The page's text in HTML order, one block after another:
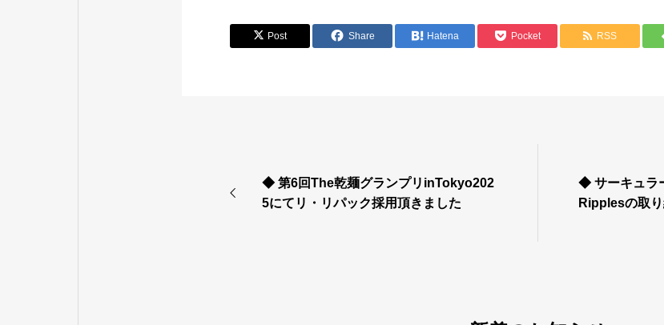
Post Share Hatena Pocket RSS
◆ 第6回The乾麺グランプリinTokyo202
5にてリ・リパック採用頂きました
◆ サーキュラ
Ripplesの取